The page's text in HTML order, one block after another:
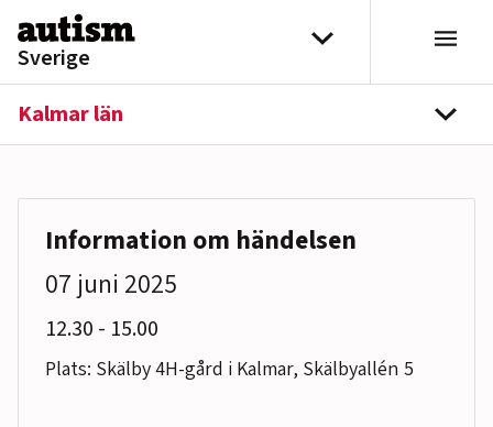
Hoppa till innehåll
Sverige
Välj distrikt
Kalmar län
Information om händelsen
07 juni 2025
12.30 till
- 15.00
Plats: Skälby 4H-gård i Kalmar, Skälbyallén 5